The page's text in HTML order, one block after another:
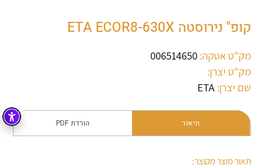
איכות | שרות | זמינות
והפצה של מוצרי
מיתוג, בקרה , ואינסטלציה חשמלית ופעילה ב7 תחומים:
חשמל
רובוטיקה ואוטומציה תעשייתית
קופ" נירוסטה ETA ECOR8-630X
מק"ט אטקה: 006514650
מק"ט יצרן:
שם יצרן: ETA
תיאור הורדת PDF
תאור מוצר מקוצר: